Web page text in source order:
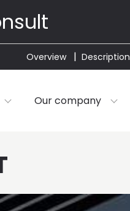
Overview Description
Our company